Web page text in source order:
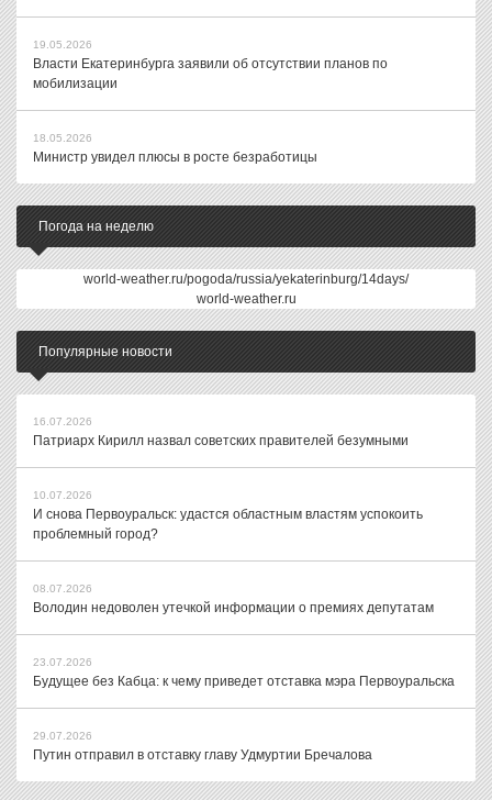
19.05.2026
Власти Екатеринбурга заявили об отсутствии планов по
мобилизации
18.05.2026
Министр увидел плюсы в росте безработицы
Погода на неделю
world-weather.ru/pogoda/russia/yekaterinburg/14days/
world-weather.ru
Популярные новости
16.07.2026
Патриарх Кирилл назвал советских правителей безумными
10.07.2026
И снова Первоуральск: удастся областным властям успокоить
проблемный город?
08.07.2026
Володин недоволен утечкой информации о премиях депутатам
23.07.2026
Будущее без Кабца: к чему приведет отставка мэра Первоуральска
29.07.2026
Путин отправил в отставку главу Удмуртии Бречалова